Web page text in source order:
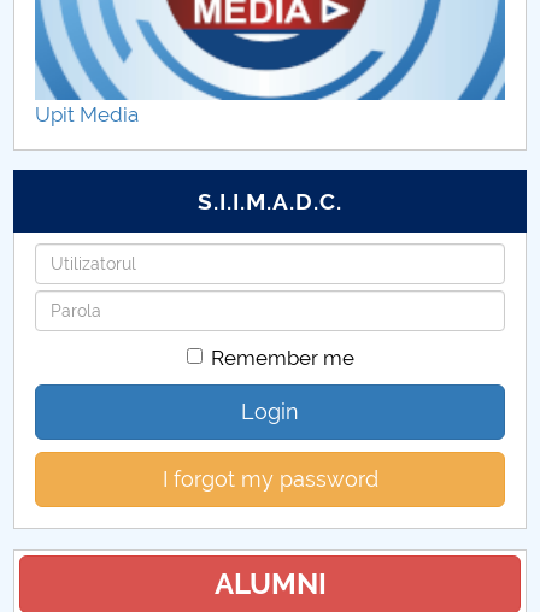
Ghidul bobocului FMT (CUP)
Facilități FMT (CUP)
Regulamente FMT (CUP)
Repartizare programe studii FMT (CUP)
Proceduri secretariat FMT (CUP)
Calendar FMT (CUP)
Orar FMT (CUP)
Contracte de studii și discipline opționale FMT
Examene FMT (CUP)
Upit Media
S.I.I.M.A.D.C.
Username
Password
Remember me
Login
I forgot my password
ALUMNI